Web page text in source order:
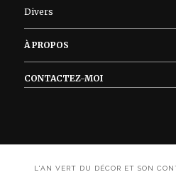
Divers
À PROPOS
CONTACTEZ-MOI
L'AN VERT DU DÉCOR ET SON